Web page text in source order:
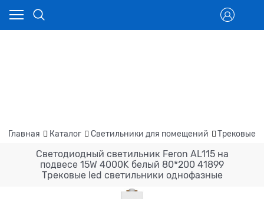
Главная Каталог Светильники для помещений Трековые
Светодиодный светильник Feron AL115 на
подвесе 15W 4000K белый 80*200 41899
Трековые led светильники однофазные